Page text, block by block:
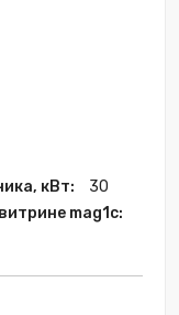
кВт:
30
mag1c: